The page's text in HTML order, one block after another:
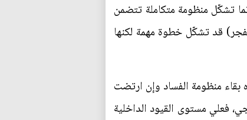
تشكّل منظومة متكاملة تتضمن
قد تشكّل خطوة مهمة لكنها
منظومة الفساد وإن ارتضت
فعلي مستوى القيود الداخلية